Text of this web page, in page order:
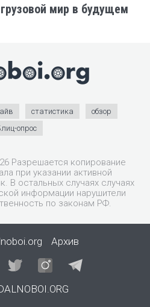
мир в будущем
статистика
обзор
опрос
Разрешается копирование
при указании активной
В остальных случаях случаях
информации нарушители
по законам РФ.
Архив